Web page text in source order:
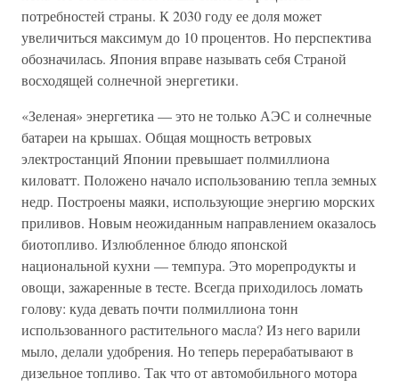
потребностей страны. К 2030 году ее доля может
увеличиться максимум до 10 процентов. Но перспектива
обозначилась. Япония вправе называть себя Страной
восходящей солнечной энергетики.
«Зеленая» энергетика — это не только АЭС и солнечные
батареи на крышах. Общая мощность ветровых
электростанций Японии превышает полмиллиона
киловатт. Положено начало использованию тепла земных
недр. Построены маяки, использующие энергию морских
приливов. Новым неожиданным направлением оказалось
биотопливо. Излюбленное блюдо японской
национальной кухни — темпура. Это морепродукты и
овощи, зажаренные в тесте. Всегда приходилось ломать
голову: куда девать почти полмиллиона тонн
использованного растительного масла? Из него варили
мыло, делали удобрения. Но теперь перерабатывают в
дизельное топливо. Так что от автомобильного мотора